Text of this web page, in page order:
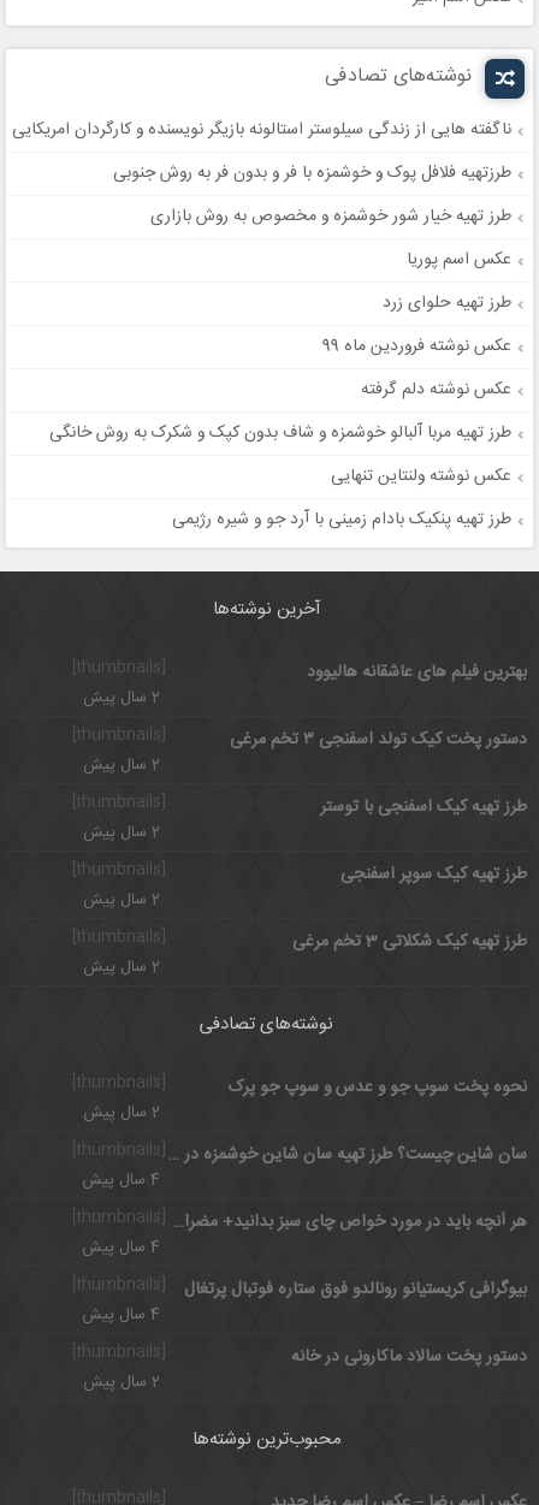
نوشته‌های تصادفی
ناگفته هایی از زندگی سیلوستر استالونه بازیگر نویسنده و کارگردان امریکایی
طرزتهیه فلافل پوک و خوشمزه با فر و بدون فر به روش جنوبی
طرز تهیه خیار شور خوشمزه و مخصوص به روش بازاری
عکس اسم پوریا
طرز تهیه حلوای زرد
عکس نوشته فروردین ماه 99
عکس نوشته دلم گرفته
طرز تهیه مربا آلبالو خوشمزه و شاف بدون کپک و شکرک به روش خانگی
عکس نوشته ولنتاین تنهایی
طرز تهیه پنکیک بادام زمینی با آرد جو و شیره رژیمی
آخرین نوشته‌ها
بهترین فیلم های عاشقانه هالیوود
2 سال پیش
[thumbnails]
دستور پخت کیک تولد اسفنجی ۳ تخم مرغی
2 سال پیش
طرز تهیه کیک اسفنجی با توستر
2 سال پیش
[thumbnails]
طرز تهیه کیک سوپر اسفنجی
2 سال پیش
طرز تهیه کیک شکلاتی 3 تخم مرغی
2 سال پیش
نوشته‌های تصادفی
[thumbnails] نحوه پخت سوپ جو و عدس و سوپ جو پرک
2 سال پیش
سان شاین چیست؟ طرز تهیه سان شاین خوشمزه در سه مرحله
4 سال پیش
[thumbnails] هر آنچه باید در مورد خواص چای سبز بدانید+ مضرات آن
4 سال پیش
بیوگرافی کریستیانو رونالدو فوق ستاره فوتبال پرتغال
4 سال پیش
دستور پخت سالاد ماکارونی در خانه
2 سال پیش
محبوب‌ترین نوشته‌ها